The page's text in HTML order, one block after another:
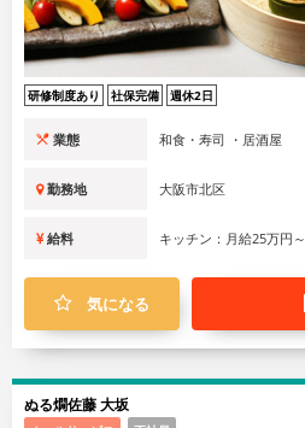
研修制度あり 社保完備 週休2日
業態 和食・寿司 ・居酒屋
勤務地 大阪市北区
給料 キッチン：月給25万円～
気になる
ぬる燗佐藤 大坂